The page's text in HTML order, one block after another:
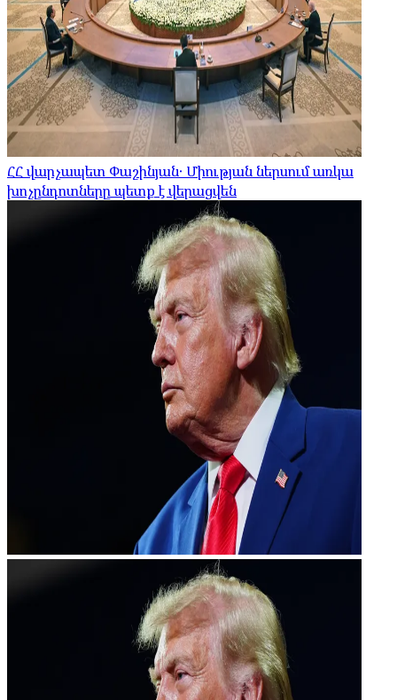
ՀՀ վարչապետ Փաշինյան․ Միության ներսում առկա
խոչընդոտները պետք է վերացվեն